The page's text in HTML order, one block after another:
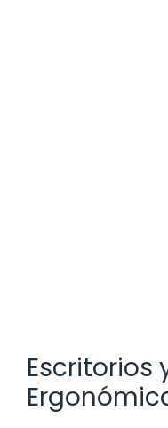
Escritorios